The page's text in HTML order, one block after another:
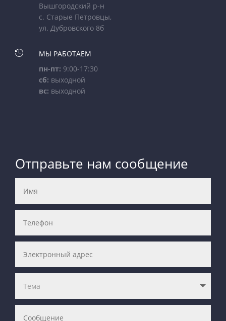
Вышгородский р-н
с. Старые Петровцы,
ул. Дубровского 8б

МЫ РАБОТАЕМ
пн-пт: 9:00-17:30
сб: выходной
вс: выходной
Отправьте нам сообщение